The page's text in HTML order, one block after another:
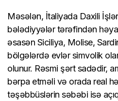
Məsələn, İtaliyada Daxili
bələdiyyələr tərəfindən
əsasən Siciliya, Molise,
bölgələrdə evlər simvolik
olunur. Rəsmi şərt sadədir,
bərpa etməli və orada real
təşəbbüslərin səbəbi isə